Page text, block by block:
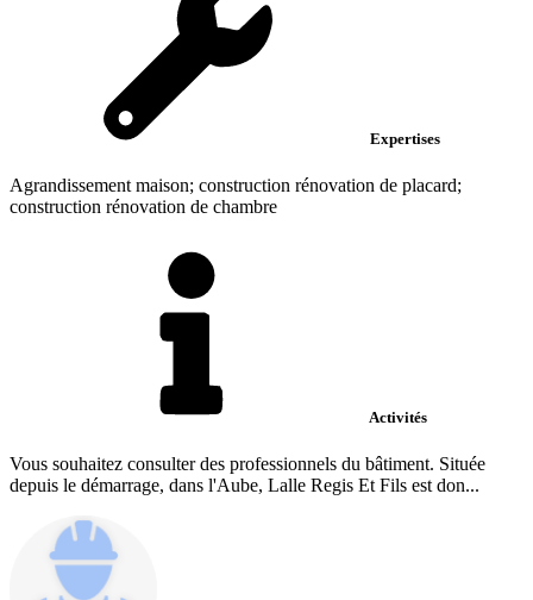
Expertises
Agrandissement maison; construction rénovation de placard;
construction rénovation de chambre
Activités
Vous souhaitez consulter des professionnels du bâtiment. Située
depuis le démarrage, dans l'Aube, Lalle Regis Et Fils est don...